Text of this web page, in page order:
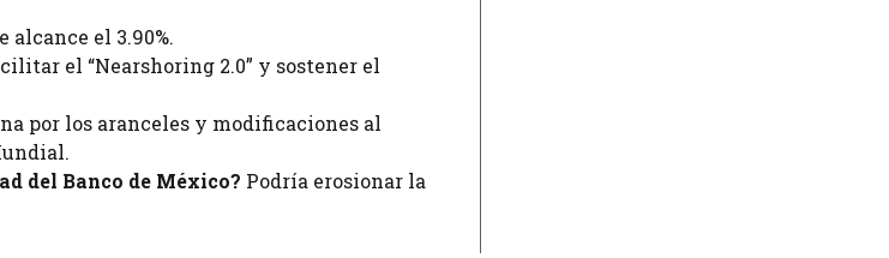
alcance el 3.90%.
el “Nearshoring 2.0” y sostener el
por los aranceles y modificaciones al
del Banco de México? Podría erosionar la